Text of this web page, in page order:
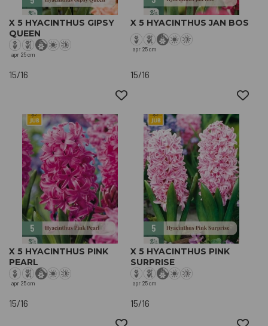
X 5 HYACINTHUS GIPSY
QUEEN
apr 25 cm
15/16
X 5 HYACINTHUS JAN BOS
apr 25 cm
15/16
X 5 HYACINTHUS PINK
PEARL
apr 25 cm
15/16
X 5 HYACINTHUS PINK
SURPRISE
apr 25 cm
15/16